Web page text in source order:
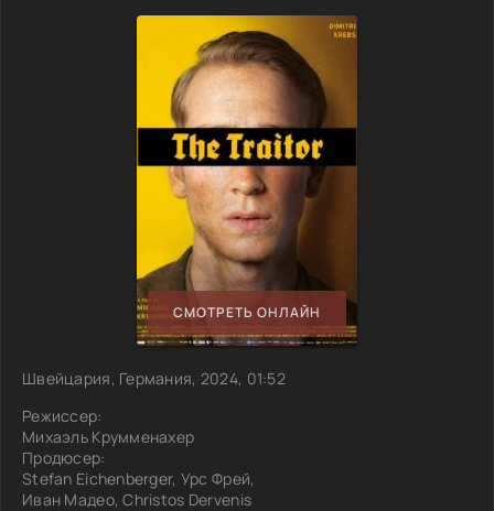
СМОТРЕТЬ ОНЛАЙН
Швейцария, Германия, 2024, 01:52
Режиссер:
Михаэль Крумменахер
Продюсер:
Stefan Eichenberger, Урс Фрей,
Иван Мадео, Christos Dervenis